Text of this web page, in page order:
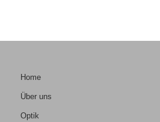
Home
Über uns
Optik